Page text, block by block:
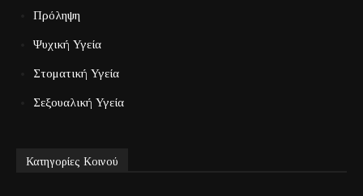
Πρόληψη
Ψυχική Υγεία
Στοματική Υγεία
Σεξουαλική Υγεία
Κατηγορίες Κοινού